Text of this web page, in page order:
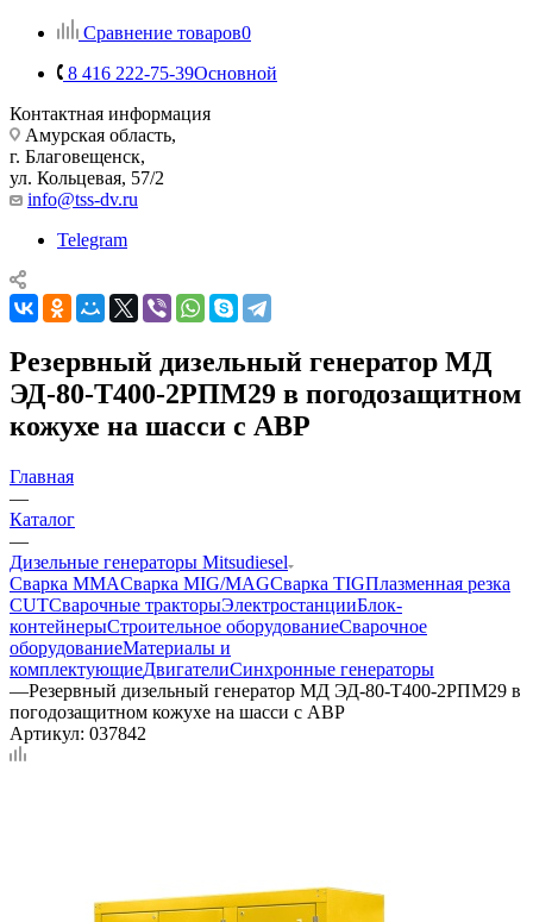
Сравнение товаров0
8 416 222-75-39Основной
Контактная информация
Амурская область,
г. Благовещенск,
ул. Кольцевая, 57/2
info@tss-dv.ru
Telegram
Резервный дизельный генератор МД
ЭД-80-Т400-2РПМ29 в погодозащитном
кожухе на шасси с АВР
Главная
—
Каталог
—
Дизельные генераторы Mitsudiesel
Сварка MMAСварка MIG/MAGСварка TIGПлазменная резка
CUTСварочные тракторыЭлектростанцииБлок-
контейнерыСтроительное оборудованиеСварочное
оборудованиеМатериалы и
комплектующиеДвигателиСинхронные генераторы
—Резервный дизельный генератор МД ЭД-80-Т400-2РПМ29 в
погодозащитном кожухе на шасси с АВР
Артикул: 037842